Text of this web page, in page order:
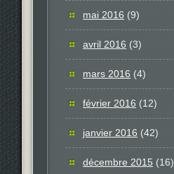
mai 2016 (9)
avril 2016 (3)
mars 2016 (4)
février 2016 (12)
janvier 2016 (42)
décembre 2015 (16)